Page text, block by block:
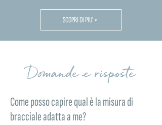
SCOPRI DI PIU' >
Domande e risposte
Come posso capire qual è la misura di
bracciale adatta a me?